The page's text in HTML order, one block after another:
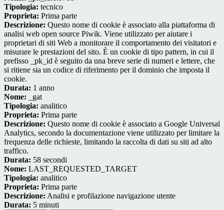
Tipologia: tecnico
Proprieta: Prima parte
Descrizione: Questo nome di cookie è associato alla piattaforma di
analisi web open source Piwik. Viene utilizzato per aiutare i
proprietari di siti Web a monitorare il comportamento dei visitatori e
misurare le prestazioni del sito. È un cookie di tipo pattern, in cui il
prefisso _pk_id è seguito da una breve serie di numeri e lettere, che
si ritiene sia un codice di riferimento per il dominio che imposta il
cookie.
Durata: 1 anno
Nome: _gat
Tipologia: analitico
Proprieta: Prima parte
Descrizione: Questo nome di cookie è associato a Google Universal
Analytics, secondo la documentazione viene utilizzato per limitare la
frequenza delle richieste, limitando la raccolta di dati su siti ad alto
traffico.
Durata: 58 secondi
Nome: LAST_REQUESTED_TARGET
Tipologia: analitico
Proprieta: Prima parte
Descrizione: Analisi e profilazione navigazione utente
Durata: 5 minuti